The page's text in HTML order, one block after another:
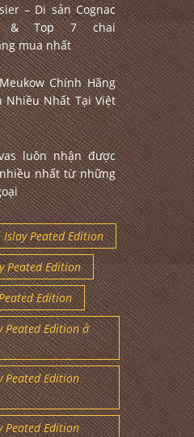
– Di sản Cognac
& Top 7 chai
mua nhất
Chính Hãng
Nhiều Nhất Tại Việt
luôn nhận được
nhất từ những
Peated Edition
Peated Edition
Edition
Peated Edition ở
Peated Edition
Peated Edition